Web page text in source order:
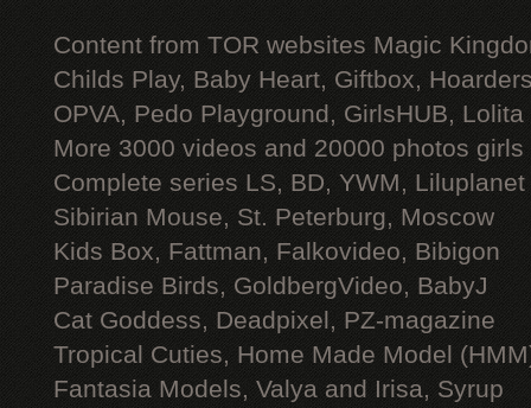
Content from TOR websites Magic
Childs Play, Baby Heart, Giftbox,
OPVA, Pedo Playground, GirlsHUB, Lolita
More 3000 videos and 20000 photos
Complete series LS, BD, YWM, Liluplanet
Sibirian Mouse, St. Peterburg, Moscow
Kids Box, Fattman, Falkovideo, Bibigon
Paradise Birds, GoldbergVideo, BabyJ
Cat Goddess, Deadpixel, PZ-magazine
Tropical Cuties, Home Made Model
Fantasia Models, Valya and Irisa, Syrup